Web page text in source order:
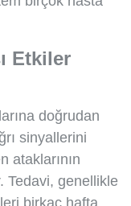
Etkiler
doğrudan
sinyallerini
ataklarının
Tedavi, genellikle